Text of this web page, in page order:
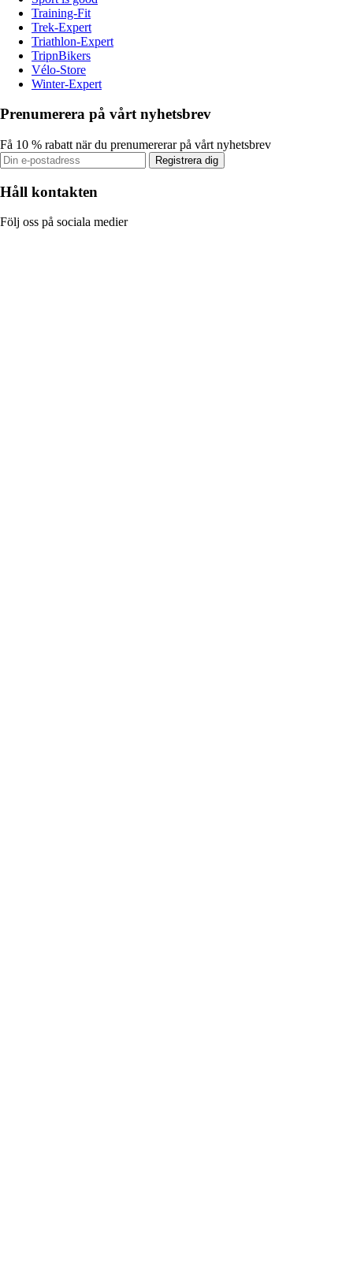
Training-Fit
Trek-Expert
Triathlon-Expert
TripnBikers
Vélo-Store
Winter-Expert
Prenumerera på vårt nyhetsbrev
Få 10 % rabatt när du prenumererar på vårt nyhetsbrev
Registrera dig
Håll kontakten
Följ oss på sociala medier